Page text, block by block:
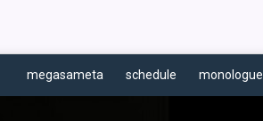
megasameta schedule monologue